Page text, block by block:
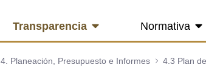
Transparencia Normativa
4. Planeación, Presupuesto e Informes 4.3 Plan